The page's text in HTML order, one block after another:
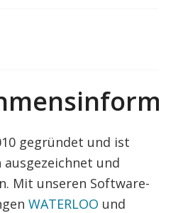
gegründet und ist
und
Mit unseren Software-
WATERLOO und